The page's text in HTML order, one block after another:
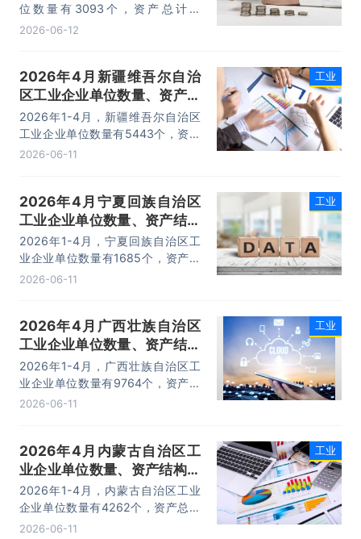
位数量有3093个，资产总计为
82103.1亿元，负债合计为37511.6
2026-06-12
2026年4月新疆维吾尔自治
区工业企业单位数量、资产结
构及利润统计分析
2026年1-4月，新疆维吾尔自治区
工业企业单位数量有5443个，资产
总计为43183.1亿元，负债合计为
元。
2026-06-11
工业
2026年4月宁夏回族自治区
工业企业单位数量、资产结构
及利润统计分析
2026年1-4月，宁夏回族自治区工
业企业单位数量有1685个，资产总
计为15867.4亿元，负债合计为
2026-06-11
工业
2026年4月广西壮族自治区
工业企业单位数量、资产结构
及利润统计分析
2026年1-4月，广西壮族自治区工
业企业单位数量有9764个，资产总
计为34650.3亿元，负债合计为
元。
2026-06-11
工业
2026年4月内蒙古自治区工
业企业单位数量、资产结构及
利润统计分析
2026年1-4月，内蒙古自治区工业
企业单位数量有4262个，资产总计
为56711.9亿元，负债合计为
2026-06-11
工业